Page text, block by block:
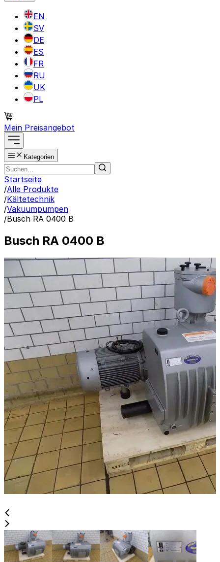
EN
SV
DE
ES
FR
RU
UK
PL
Mein Preisangebot
Kategorien
Startseite
/Alle Produkte
/Kältetechnik
/Vakuumpumpen
/Busch RA 0400 B
Busch RA 0400 B